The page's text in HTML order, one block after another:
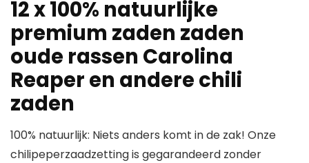
12 x 100% natuurlijke
premium zaden zaden
oude rassen Carolina
Reaper en andere chili
zaden
100% natuurlijk: Niets anders komt in de zak! Onze
chilipeperzaadzetting is gegarandeerd zonder